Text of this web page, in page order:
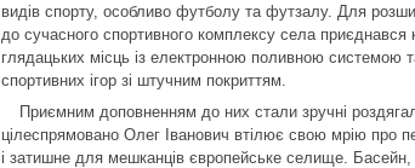
видів спорту, особливо футболу та футзалу. Для
до сучасного спортивного комплексу села приєднався
глядацьких місць із електронною поливною системою
спортивних ігор зі штучним покриттям.
Приємним доповненням до них стали зручні
цілеспрямовано Олег Іванович втілює свою мрію про
і затишне для мешканців європейське селище.